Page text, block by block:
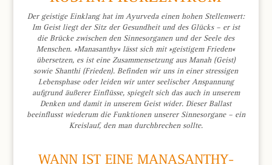
Der geistige Einklang hat im Ayurveda einen hohen Stellenwert:
Im Geist liegt der Sitz der Gesundheit und des Glücks – er ist
die Brücke zwischen den Sinnesorganen und der Seele des
Menschen. »Manasanthy« lässt sich mit »geistigem Frieden«
übersetzen, es ist eine Zusammensetzung aus Manah (Geist)
sowie Shanthi (Frieden). Befinden wir uns in einer stressigen
Lebensphase oder leiden wir unter seelischer Anspannung
aufgrund äußerer Einflüsse, spiegelt sich das auch in unserem
Denken und damit in unserem Geist wider. Dieser Ballast
beeinflusst wiederum die Funktionen unserer Sinnesorgane – ein
Kreislauf, den man durchbrechen sollte.
WANN IST EINE MANASANTHY-